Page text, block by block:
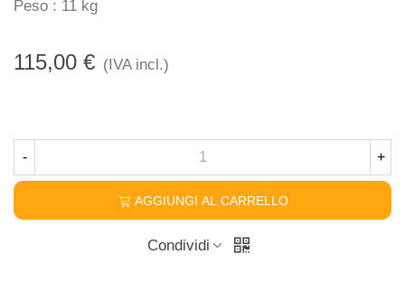
Peso : 11 kg
115,00 € (IVA incl.)
- +
AGGIUNGI AL CARRELLO
Condividi